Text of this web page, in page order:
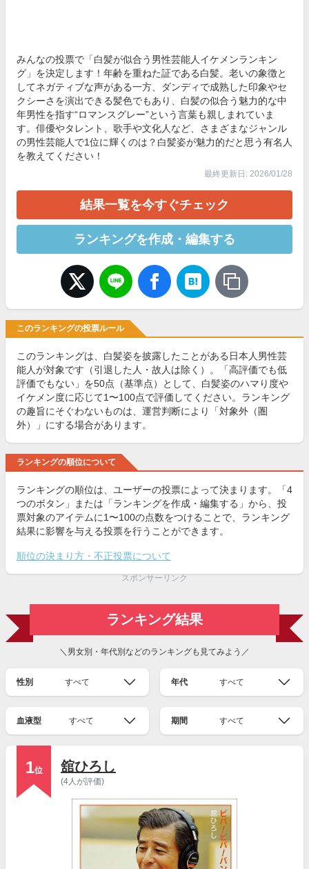
みんなの投票で「白髪が似合う男性芸能人イケメンランキン
グ」を決定します！年齢を重ねた証である白髪。老いの象徴と
してネガティブな声がある一方、ダンディで成熟した印象やセ
クシーさを演出できる髪色でもあり、白髪の似合う魅力的な中
年男性を指す“ロマンスグレー”という言葉も親しまれていま
す。俳優やタレント、歌手や文化人など、さまざまなジャンル
の男性芸能人で1位に輝くのは？白髪姿が魅力的だと思う有名人
を教えてください！
最終更新日: 2026/01/28
結果一覧を今すぐチェック
ランキングを作成・編集する
このランキングの投票ルール
このランキングは、白髪姿を披露したことがある日本人男性芸
能人が対象です（引退した人・故人は除く）。「高評価でも低
評価でもない」を50点（基準点）として、白髪姿のハマり度や
イケメン度に応じて1〜100点で評価してください。ランキング
の趣旨にそぐわないものは、運営判断により「対象外（圏
外）」にする場合があります。
ランキングの順位について
ランキングの順位は、ユーザーの投票によって決まります。「4
つのボタン」または「ランキングを作成・編集する」から、投
票対象のアイテムに1〜100の点数をつけることで、ランキング
結果に影響を与える投票を行うことができます。
順位の決まり方・不正投票について
スポンサーリンク
ランキング結果
＼男女別・年代別などのランキングも見てみよう／
性別 すべて 年代 すべて
血液型 すべて 期間 すべて
1位 舘ひろし
(4人が評価)